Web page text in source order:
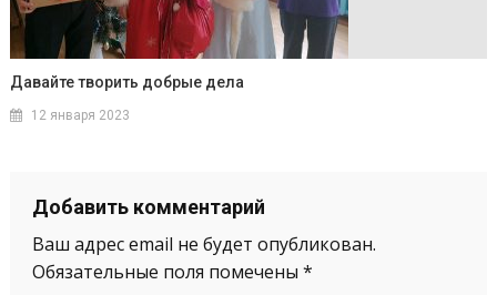
Давайте творить добрые дела
12 января 2023
Добавить комментарий
Ваш адрес email не будет опубликован.
Обязательные поля помечены *